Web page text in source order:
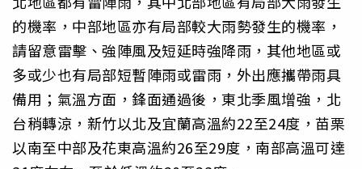
的機率，中部地區亦有局部較大雨勢發生的機率，
請留意雷擊、強陣風及短延時強降雨，其他地區或
多或少也有局部短暫陣雨或雷雨，外出應攜帶雨具
備用；氣溫方面，鋒面通過後，東北季風增強，北
台稍轉涼，新竹以北及宜蘭高溫約22至24度，苗栗
以南至中部及花東高溫約26至29度，南部高溫可達